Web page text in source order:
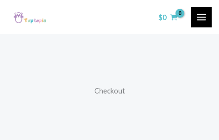
$0
Checkout